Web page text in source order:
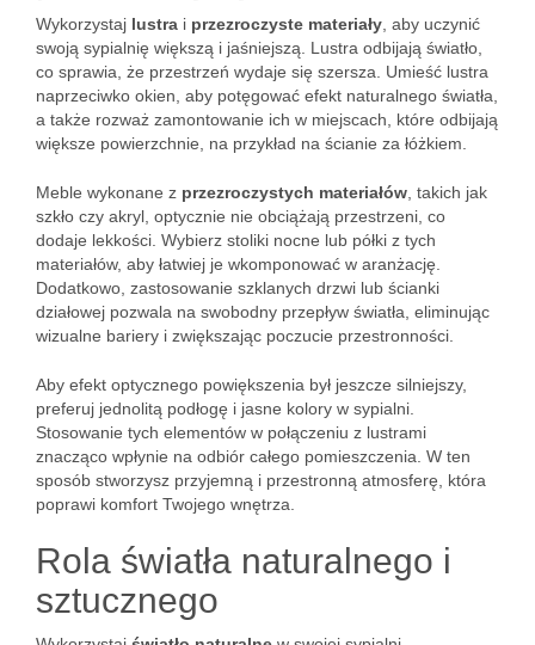
Wykorzystaj lustra i przezroczyste materiały , aby uczynić
swoją sypialnię większą i jaśniejszą. Lustra odbijają światło,
co sprawia, że przestrzeń wydaje się szersza. Umieść lustra
naprzeciwko okien, aby potęgować efekt naturalnego światła,
a także rozważ zamontowanie ich w miejscach, które odbijają
większe powierzchnie, na przykład na ścianie za łóżkiem.
Meble wykonane z przezroczystych materiałów , takich jak
szkło czy akryl, optycznie nie obciążają przestrzeni, co
dodaje lekkości. Wybierz stoliki nocne lub półki z tych
materiałów, aby łatwiej je wkomponować w aranżację.
Dodatkowo, zastosowanie szklanych drzwi lub ścianki
działowej pozwala na swobodny przepływ światła, eliminując
wizualne bariery i zwiększając poczucie przestronności.
Aby efekt optycznego powiększenia był jeszcze silniejszy,
preferuj jednolitą podłogę i jasne kolory w sypialni.
Stosowanie tych elementów w połączeniu z lustrami
znacząco wpłynie na odbiór całego pomieszczenia. W ten
sposób stworzysz przyjemną i przestronną atmosferę, która
poprawi komfort Twojego wnętrza.
Rola światła naturalnego i
sztucznego